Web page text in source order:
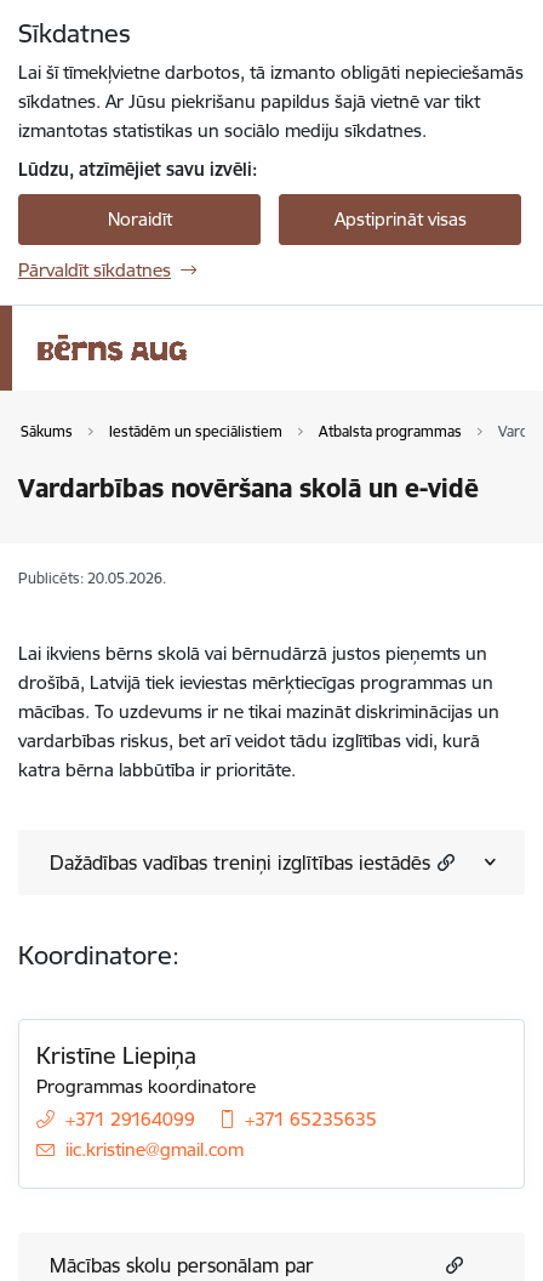
Sīkdatnes
Lai šī tīmekļvietne darbotos, tā izmanto obligāti nepieciešamās
sīkdatnes. Ar Jūsu piekrišanu papildus šajā vietnē var tikt
izmantotas statistikas un sociālo mediju sīkdatnes.
Lūdzu, atzīmējiet savu izvēli:
Noraidīt Apstiprināt visas
Pārvaldīt sīkdatnes
Sākums Iestādēm un speciālistiem Atbalsta programmas
Vardarbības novēršana skolā un e-vidē
Publicēts: 20.05.2026.
Lai ikviens bērns skolā vai bērnudārzā justos pieņemts un
drošībā, Latvijā tiek ieviestas mērķtiecīgas programmas un
mācības. To uzdevums ir ne tikai mazināt diskriminācijas un
vardarbības riskus, bet arī veidot tādu izglītības vidi, kurā
katra bērna labbūtība ir prioritāte.
Dažādības vadības treniņi izglītības iestādēs
Koordinatore:
Kristīne Liepiņa
Programmas koordinatore
+371 29164099
+371 65235635
E-pasts:
iic.kristine@gmail.com
Mācības skolu personālam par